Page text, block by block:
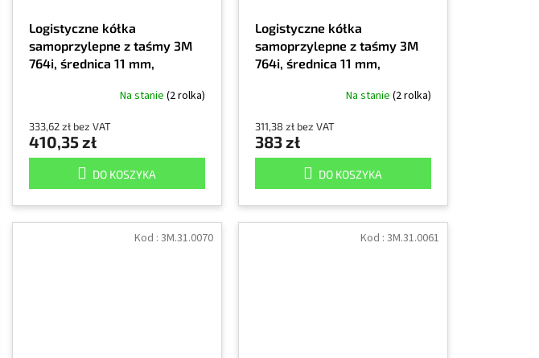
Logistyczne kółka
samoprzylepne z taśmy 3M
764i, średnica 11 mm,
Na stanie (2 rolka)
333,62 zł bez VAT
410,35 zł
DO KOSZYKA
Logistyczne kółka
samoprzylepne z taśmy 3M
764i, średnica 11 mm,
Na stanie (2 rolka)
311,38 zł bez VAT
383 zł
DO KOSZYKA
Kod : 3M.31.0070 Kod : 3M.31.0061